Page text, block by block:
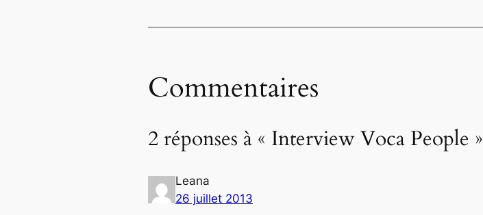
Commentaires
2 réponses à « Interview Voca People »
Leana
26 juillet 2013